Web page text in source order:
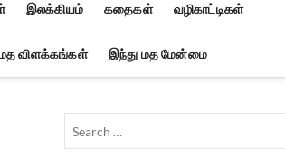
இலக்கியம் கதைகள் வழிகாட்டிகள்
விளக்கங்கள் இந்து மத மேன்மை